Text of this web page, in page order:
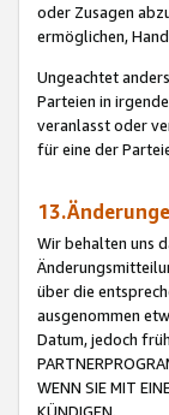
oder Zusagen
ermöglichen,
Ungeachtet
Parteien in
veranlasst oder
für eine der
Wir behalten uns
über die
ausgenommen
Datum, jedoch
WENN SIE MIT
KÜNDIGEN.